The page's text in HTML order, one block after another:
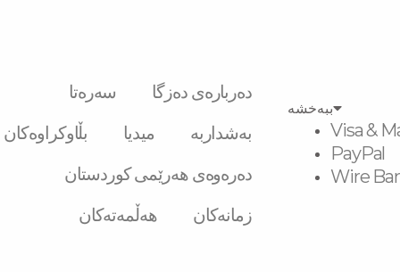
سەرەتا
دەربارەی دەزگا
بڵاوکراوەکان
میدیا
بەشداربە
دەرەوەی هەرێمی کوردستان
هەڵمەتەکان
زمانەکان
ببەخشە
Visa &
PayPal
Wire